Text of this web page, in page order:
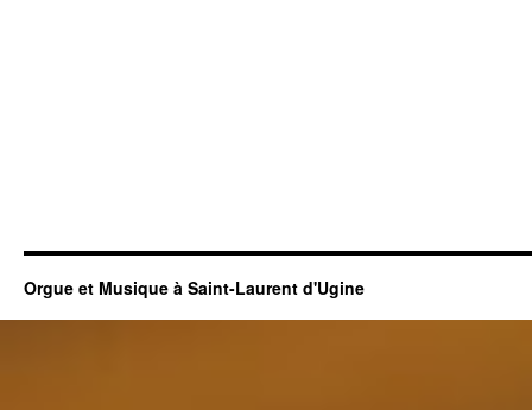
Orgue et Musique à Saint-Laurent d'Ugine